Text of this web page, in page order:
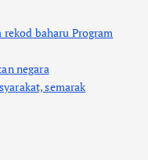
baharu Program
negara
semarak